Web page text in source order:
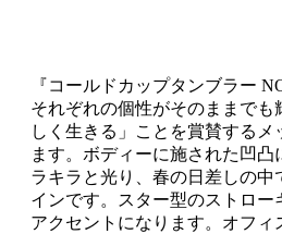
『コールドカップタンブラー
それぞれの個性がそのままでも
しく生きる」ことを賞賛する
ます。ボディーに施された凹凸
ラキラと光り、春の日差しの中
インです。スター型のストロー
アクセントになります。オフィ